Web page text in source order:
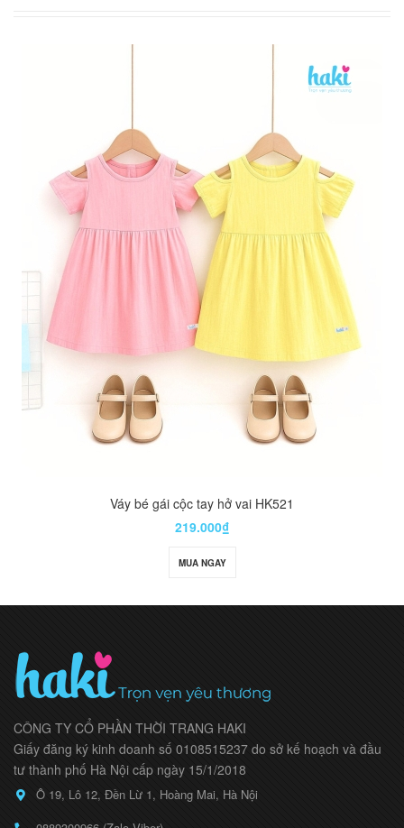
Váy bé gái cộc tay hở vai HK521
219.000₫
MUA NGAY
CÔNG TY CỔ PHẦN THỜI TRANG HAKI
Giấy đăng ký kinh doanh số 0108515237 do sở kế hoạch và đầu
tư thành phố Hà Nội cấp ngày 15/1/2018
Ô 19, Lô 12, Đền Lừ 1, Hoàng Mai, Hà Nội